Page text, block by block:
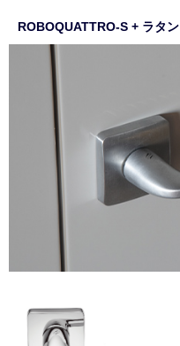
ROBOQUATTRO-S + ラタン